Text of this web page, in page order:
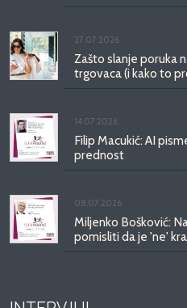
27.07.2026.
Zašto slanje poruka
trgovaca (i kako to
14.07.2026.
Filip Macukić: AI
prednost
08.07.2026.
Miljenko Bošković:
pomisliti da je 'ne'